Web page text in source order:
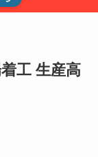
工 生産高